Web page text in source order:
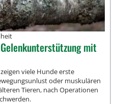
mit
viele Hunde erste
oder muskulären
Tieren, nach Operationen